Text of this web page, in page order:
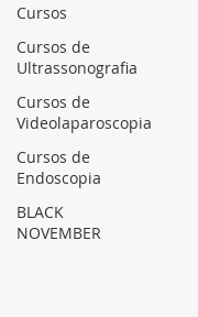
Cursos
Cursos de
Ultrassonografia
Cursos de
Videolaparoscopia
Cursos de
Endoscopia
BLACK
NOVEMBER